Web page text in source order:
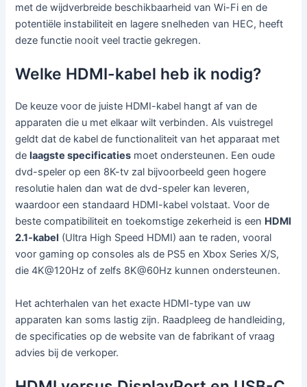
met de wijdverbreide beschikbaarheid van Wi-Fi en de
potentiële instabiliteit en lagere snelheden van HEC, heeft
deze functie nooit veel tractie gekregen.
Welke HDMI-kabel heb ik nodig?
De keuze voor de juiste HDMI-kabel hangt af van de
apparaten die u met elkaar wilt verbinden. Als vuistregel
geldt dat de kabel de functionaliteit van het apparaat met
delaagste specificaties moet ondersteunen. Een oude
dvd-speler op een 8K-tv zal bijvoorbeeld geen hogere
resolutie halen dan wat de dvd-speler kan leveren,
waardoor een standaard HDMI-kabel volstaat. Voor de
beste compatibiliteit en toekomstige zekerheid is een HDMI
2.1-kabel (Ultra High Speed HDMI) aan te raden, vooral
voor gaming op consoles als de PS5 en Xbox Series X/S,
die 4K@120Hz of zelfs 8K@60Hz kunnen ondersteunen.
Het achterhalen van het exacte HDMI-type van uw
apparaten kan soms lastig zijn. Raadpleeg de handleiding,
de specificaties op de website van de fabrikant of vraag
advies bij de verkoper.